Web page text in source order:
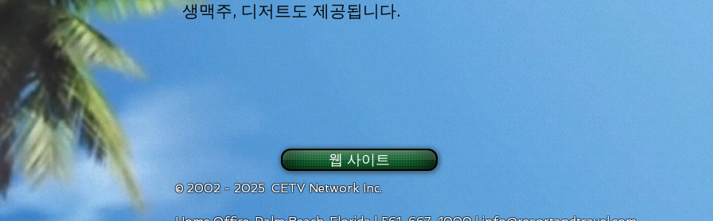
생맥주, 디저트도 제공됩니다.
웹 사이트
© 2002 - 2025 CETV Network Inc.